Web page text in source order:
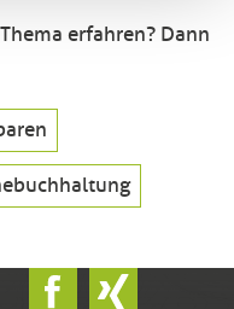
erfahren? Dann